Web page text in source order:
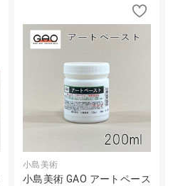
小島美術
小島美術 GAO アートペース